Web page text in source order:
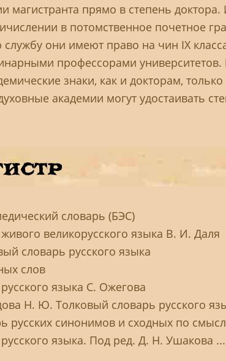
магистранта прямо в степень
в потомственное почетное
они имеют право на чин IX
профессорами университетов.
знаки, как и докторам,
академии могут удостаивать
словарь (БЭС)
великорусского языка В. И. Даля
словарь русского языка
слов
языка С. Ожегова
Н. Ю. Толковый словарь русского
русских синонимов и сходных по
языка. Под ред. Д. Н. Ушакова ...